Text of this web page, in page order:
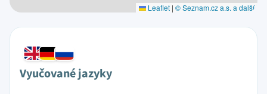
Leaflet | © Seznam.cz a.s. a další
Vyučované jazyky